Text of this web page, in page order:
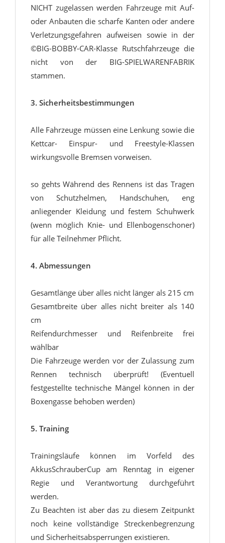
NICHT zugelassen werden Fahrzeuge mit Auf-
oder Anbauten die scharfe Kanten oder andere
Verletzungsgefahren aufweisen sowie in der
©BIG-BOBBY-CAR-Klasse Rutschfahrzeuge die
nicht von der BIG-SPIELWARENFABRIK
stammen.
3. Sicherheitsbestimmungen
Alle Fahrzeuge müssen eine Lenkung sowie die
Kettcar- Einspur- und Freestyle-Klassen
wirkungsvolle Bremsen vorweisen.
so gehts Während des Rennens ist das Tragen
von Schutzhelmen‚ Handschuhen, eng
anliegender Kleidung und festem Schuhwerk
(wenn möglich Knie- und Ellenbogenschoner)
für alle Teilnehmer Pflicht.
4. Abmessungen
Gesamtlänge über alles nicht länger als 215 cm
Gesamtbreite über alles nicht breiter als 140
cm
Reifendurchmesser und Reifenbreite frei
wählbar
Die Fahrzeuge werden vor der Zulassung zum
Rennen technisch überprüft! (Eventuell
festgestellte technische Mängel können in der
Boxengasse behoben werden)
5. Training
Trainingsläufe können im Vorfeld des
AkkusSchrauberCup am Renntag in eigener
Regie und Verantwortung durchgeführt
werden.
Zu Beachten ist aber das zu diesem Zeitpunkt
noch keine vollständige Streckenbegrenzung
und Sicherheitsabsperrungen existieren.